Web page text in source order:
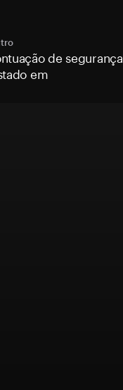
de segurança
em